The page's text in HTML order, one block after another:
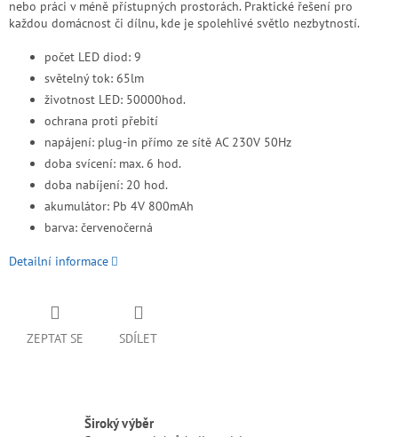
nebo práci v méně přístupných prostorách. Praktické řešení pro
každou domácnost či dílnu, kde je spolehlivé světlo nezbytností.
počet LED diod: 9
světelný tok: 65lm
životnost LED: 50000hod.
ochrana proti přebití
napájení: plug-in přímo ze sítě AC 230V 50Hz
doba svícení: max. 6 hod.
doba nabíjení: 20 hod.
akumulátor: Pb 4V 800mAh
barva: červenočerná
Detailní informace
ZEPTAT SE SDÍLET
Široký výběr